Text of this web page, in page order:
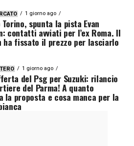
1 giorno ago
spunta la pista Evan
contatti avviati per l’ex Roma. Il
ha fissato il prezzo per lasciarlo
1 giorno ago
del Psg per Suzuki: rilancio
del Parma! A quanto
la proposta e cosa manca per la